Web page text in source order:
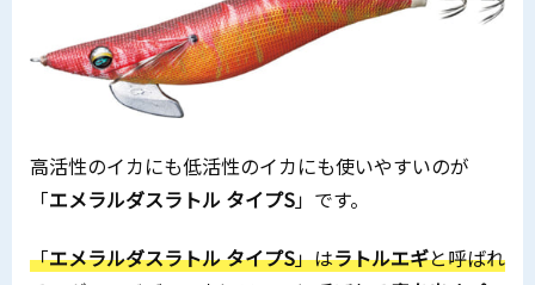
高活性のイカにも低活性のイカにも使いやすいのが
「エメラルダスラトル タイプS」です。
「エメラルダスラトル タイプS」はラトルエギと呼ばれ